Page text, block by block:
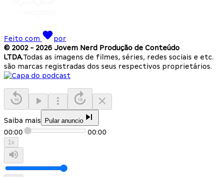
Feito com
por
© 2002 - 2026 Jovem Nerd Produção de Conteúdo
LTDA.Todas as imagens de filmes, séries, redes sociais e etc.
são marcas registradas dos seus respectivos proprietários.
Saiba mais Pular anuncio
00:00 00:00
1x